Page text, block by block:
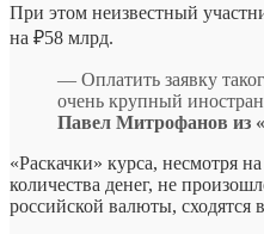
При этом неизвестный
на ₽58 млрд.
— Оплатить заявку
очень крупный
Павел Митрофанов из
«Раскачки» курса, несмотря
количества денег, не
российской валюты, сходятся